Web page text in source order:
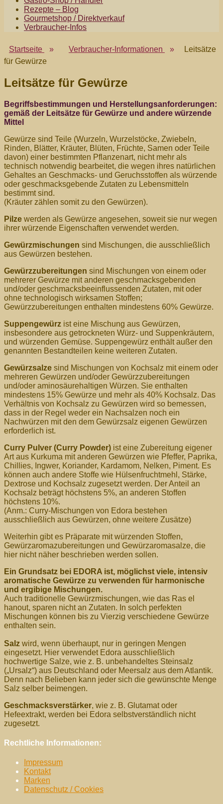
MenüRezepte – Blog
Gourmetshop / Direktverkauf
Verbraucher-Infos
Startseite » Verbraucher-Informationen »
Leitsätze
für Gewürze
Leitsätze für Gewürze
Begriffsbestimmungen und Herstellungsanforderungen:
gemäß der Leitsätze für Gewürze und andere würzende
Mittel
Gewürze sind Teile (Wurzeln, Wurzelstöcke, Zwiebeln,
Rinden, Blätter, Kräuter, Blüten, Früchte, Samen oder Teile
davon) einer bestimmten Pflanzenart, nicht mehr als
technisch notwendig bearbeitet, die wegen ihres natürlichen
Gehaltes an Geschmacks- und Geruchsstoffen als würzende
oder geschmacksgebende Zutaten zu Lebensmitteln
bestimmt sind.
(Kräuter zählen somit zu den Gewürzen).
Pilze werden als Gewürze angesehen, soweit sie nur wegen
ihrer würzende Eigenschaften verwendet werden.
Gewürzmischungen sind Mischungen, die ausschließlich
aus Gewürzen bestehen.
Gewürzzubereitungen sind Mischungen von einem oder
mehrerer Gewürze mit anderen geschmacksgebenden
und/oder geschmacksbeeinflussenden Zutaten, mit oder
ohne technologisch wirksamen Stoffen;
Gewürzzubereitungen enthalten mindestens 60% Gewürze.
Suppengewürz ist eine Mischung aus Gewürzen,
insbesondere aus getrockneten Würz- und Suppenkräutern,
und würzenden Gemüse. Suppengewürz enthält außer den
genannten Bestandteilen keine weiteren Zutaten.
Gewürzsalze sind Mischungen von Kochsalz mit einem oder
mehreren Gewürzen und/oder Gewürzzubereitungen
und/oder aminosäurehaltigen Würzen. Sie enthalten
mindestens 15% Gewürze und mehr als 40% Kochsalz. Das
Verhältnis von Kochsalz zu Gewürzen wird so bemessen,
dass in der Regel weder ein Nachsalzen noch ein
Nachwürzen mit den dem Gewürzsalz eigenen Gewürzen
erforderlich ist.
Curry Pulver (Curry Powder) ist eine Zubereitung eigener
Art aus Kurkuma mit anderen Gewürzen wie Pfeffer, Paprika,
Chillies, Ingwer, Koriander, Kardamom, Nelken, Piment. Es
können auch andere Stoffe wie Hülsenfruchtmehl, Stärke,
Dextrose und Kochsalz zugesetzt werden. Der Anteil an
Kochsalz beträgt höchstens 5%, an anderen Stoffen
höchstens 10%.
(Anm.: Curry-Mischungen von Edora bestehen
ausschließlich aus Gewürzen, ohne weitere Zusätze)
Weiterhin gibt es Präparate mit würzenden Stoffen,
Gewürzaromazubereitungen und Gewürzaromasalze, die
hier nicht näher beschrieben werden sollen.
Ein Grundsatz bei EDORA ist, möglichst viele, intensiv
aromatische Gewürze zu verwenden für harmonische
und ergibige Mischungen.
Auch traditionelle Gewürzmischungen, wie das Ras el
hanout, sparen nicht an Zutaten. In solch perfekten
Mischungen können bis zu Vierzig verschiedene Gewürze
enthalten sein.
Salz wird, wenn überhaupt, nur in geringen Mengen
eingesetzt. Hier verwendet Edora ausschließlich
hochwertige Salze, wie z. B. unbehandeltes Steinsalz
(„Ursalz“) aus Deutschland oder Meersalz aus dem Atlantik.
Denn nach Belieben kann jeder sich die gewünschte Menge
Salz selber beimengen.
Geschmacksverstärker, wie z. B. Glutamat oder
Hefeextrakt, werden bei Edora selbstverständlich nicht
zugesetzt.
Rechtliche Informationen:
Impressum
Kontakt
Marken
Datenschutz / Cookies